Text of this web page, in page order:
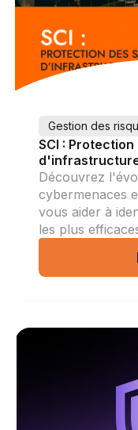
Gestion des
SCI :
Découvrez
cybermenaces
vous aider à
les plus